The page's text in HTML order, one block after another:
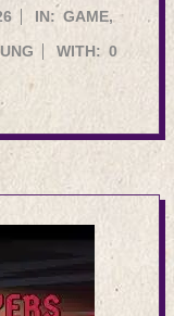
IN: GAME,
WITH: 0